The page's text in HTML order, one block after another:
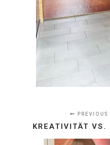
PREVIOUS
KREATIVITÄT VS.